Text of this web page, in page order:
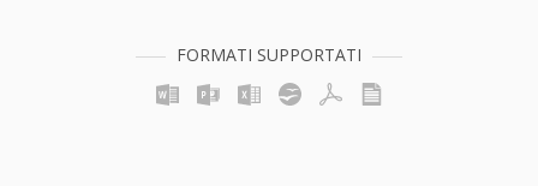
FORMATI SUPPORTATI